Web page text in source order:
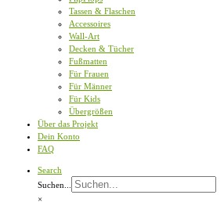
Tassen & Flaschen
Accessoires
Wall-Art
Decken & Tücher
Fußmatten
Für Frauen
Für Männer
Für Kids
Übergrößen
Über das Projekt
Dein Konto
FAQ
Search
Suchen...
×